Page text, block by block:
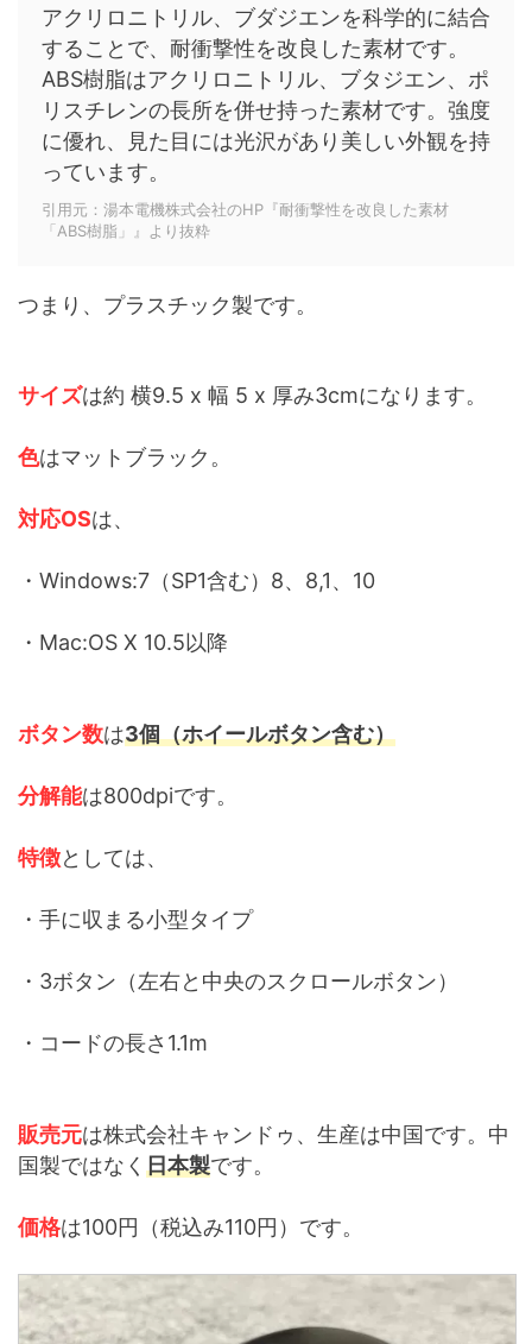
アクリロニトリル、ブダジエンを科学的に結合
することで、耐衝撃性を改良した素材です。
ABS樹脂はアクリロニトリル、ブタジエン、ポ
リスチレンの長所を併せ持った素材です。強度
に優れ、見た目には光沢があり美しい外観を持
っています。
引用元：湯本電機株式会社のHP『耐衝撃性を改良した素材
「ABS樹脂」』より抜粋
つまり、プラスチック製です。
サイズは約 横9.5 x 幅 5 x 厚み3cmになります。
色はマットブラック。
対応OSは、
・Windows:7（SP1含む）8、8,1、10
・Mac:OS X 10.5以降
ボタン数は3個（ホイールボタン含む）
分解能は800dpiです。
特徴としては、
・手に収まる小型タイプ
・3ボタン（左右と中央のスクロールボタン）
・コードの長さ1.1m
販売元は株式会社キャンドゥ、生産は中国です。中
国製ではなく 日本製です。
価格は100円（税込み110円）です。